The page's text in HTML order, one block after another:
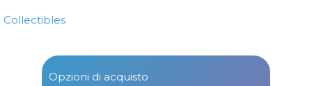
Collectibles
Opzioni di acquisto